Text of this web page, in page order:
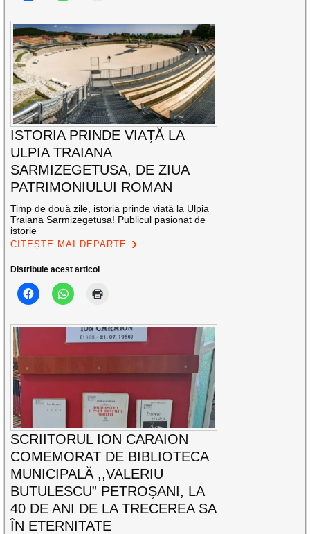
ISTORIA PRINDE VIAȚĂ LA
ULPIA TRAIANA
SARMIZEGETUSA, DE ZIUA
PATRIMONIULUI ROMAN
Timp de două zile, istoria prinde viață la Ulpia
Traiana Sarmizegetusa! Publicul pasionat de
istorie
CITEȘTE MAI DEPARTE
Distribuie acest articol
SCRIITORUL ION CARAION
COMEMORAT DE BIBLIOTECA
MUNICIPALĂ ,,VALERIU
BUTULESCU” PETROȘANI, LA
40 DE ANI DE LA TRECEREA SA
ÎN ETERNITATE